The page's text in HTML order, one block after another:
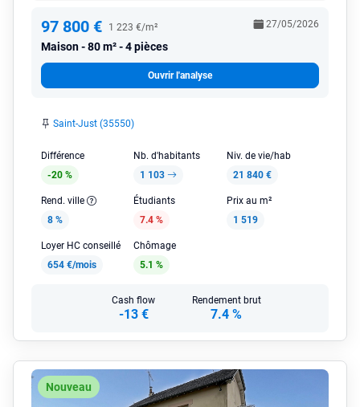
97 800 € 1 223 €/m²
Maison 80 m² - 4 pièces
27/05/2026
Ouvrir l'analyse
Saint-Just (35550)
Différence
-20 %
Nb. d'habitants
1 103
Niv. de vie/hab
21 840 €
Rend. ville
8 %
Étudiants
7.4 %
Prix au m²
1 519
Loyer HC conseillé
654 €/mois
Chômage
5.1 %
Cash flow
-13 €
Rendement brut
7.4 %
Nouveau